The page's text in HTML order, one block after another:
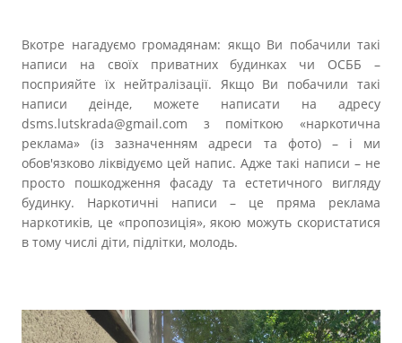
Вкотре нагадуємо громадянам: якщо Ви побачили такі
написи на своїх приватних будинках чи ОСББ –
посприяйте їх нейтралізації. Якщо Ви побачили такі
написи деінде, можете написати на адресу
dsms.lutskrada@gmail.com з поміткою «наркотична
реклама» (із зазначенням адреси та фото) – і ми
обов'язково ліквідуємо цей напис. Адже такі написи – не
просто пошкодження фасаду та естетичного вигляду
будинку. Наркотичні написи – це пряма реклама
наркотиків, це «пропозиція», якою можуть скористатися
в тому числі діти, підлітки, молодь.